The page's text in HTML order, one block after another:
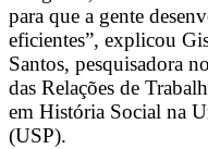
para que a gente
eficientes”, explicou
Santos, pesquisadora
das Relações de
em História Social na
(USP).